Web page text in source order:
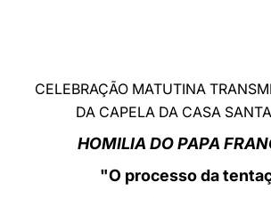
CELEBRAÇÃO MATUTINA
DA CAPELA DA CASA
HOMILIA DO PAPA
"O processo da